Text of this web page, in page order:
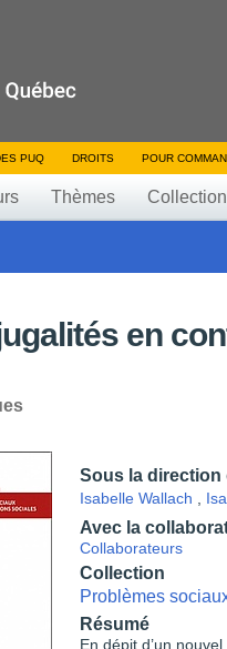
PUQ DROITS POUR
Thèmes
en
Sous la direction
Isabelle Wallach
Avec la
Collaborateurs
Collection
Problèmes
Résumé
En dépit d’un